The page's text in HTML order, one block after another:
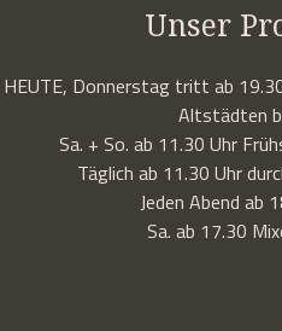
Unser
HEUTE, Donnerstag tritt ab
Altstädten
Sa. + So. ab 11.30 Uhr
Täglich ab 11.30 Uhr
Jeden Abend ab
Sa. ab 17.30